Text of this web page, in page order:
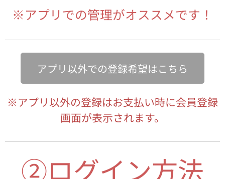
※アプリでの管理がオススメです！
アプリ以外での登録希望はこちら
※アプリ以外の登録はお支払い時に会員登録
画面が表示されます。
②ログイン方法